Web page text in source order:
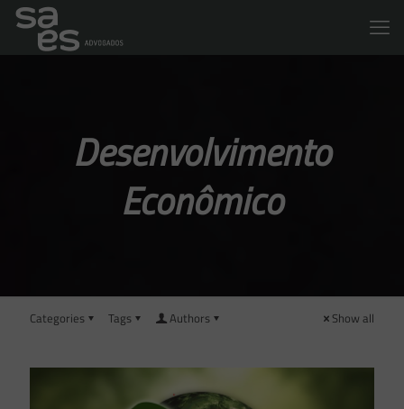
Desenvolvimento
Econômico
Categories Tags Authors Show all